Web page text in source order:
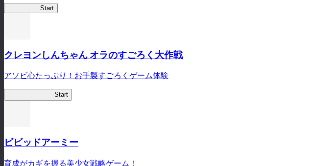
Start
クレヨンしんちゃん オラのすごろく大作戦
アソビ心たっぷり！お手製すごろくゲーム体験
Start
ビビッドアーミー
育成がカギを握る美少女戦略ゲーム！